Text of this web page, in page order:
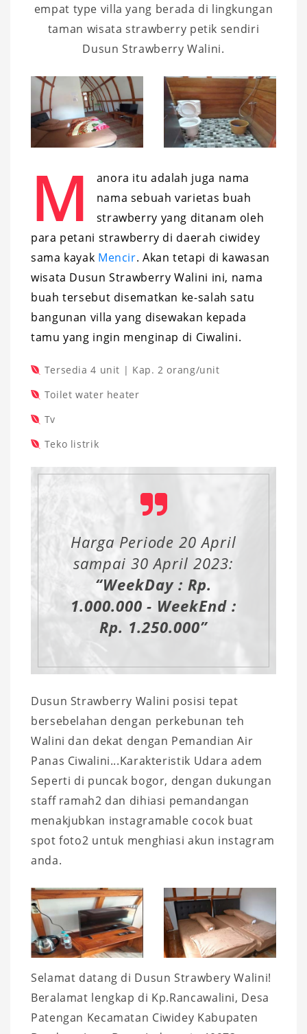
empat type villa yang berada di lingkungan
taman wisata strawberry petik sendiri
Dusun Strawberry Walini.
M
anora itu adalah juga nama
nama sebuah varietas buah
strawberry yang ditanam oleh
para petani strawberry di daerah ciwidey
sama kayak Mencir. Akan tetapi di kawasan
wisata Dusun Strawberry Walini ini, nama
buah tersebut disematkan ke-salah satu
bangunan villa yang disewakan kepada
tamu yang ingin menginap di Ciwalini.
Tersedia 4 unit | Kap. 2 orang/unit
Toilet water heater
Tv
Teko listrik
Harga Periode 20 April
sampai 30 April 2023:
“WeekDay : Rp.
1.000.000 - WeekEnd :
Rp. 1.250.000”
Dusun Strawberry Walini posisi tepat
bersebelahan dengan perkebunan teh
Walini dan dekat dengan Pemandian Air
Panas Ciwalini...Karakteristik Udara adem
Seperti di puncak bogor, dengan dukungan
staff ramah2 dan dihiasi pemandangan
menakjubkan instagramable cocok buat
spot foto2 untuk menghiasi akun instagram
anda.
Selamat datang di Dusun Strawbery Walini!
Beralamat lengkap di Kp.Rancawalini, Desa
Patengan Kecamatan Ciwidey Kabupaten